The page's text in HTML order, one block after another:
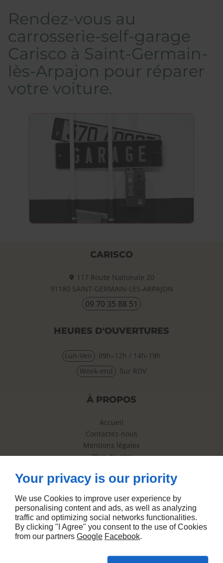
Rendez-vous au
carrosserie-self-garage
Carisco à Saint-Germain-
lès-Arpajon pour réparer
votre voiture.
CARISCO
117 Route Nationale 20
91180 SAINT-GERMAIN-LES-ARPAJON
09 70 35 88 51
HEURES D'OUVERTURES
Lun-Ven
09h–12h / 14h-19h
Week-end
Sur RDV
À PROPOS
Accueil
Contactez-nous
Mentions légales
Plan du site
SUIVEZ-NOUS
Your privacy is our priority
We use Cookies to improve user experience by
personalising content and ads, as well as analyzing
traffic and optimizing social networks functionalities.
By clicking "I Agree" you consent to the use of Cookies
from our partners Google Facebook.